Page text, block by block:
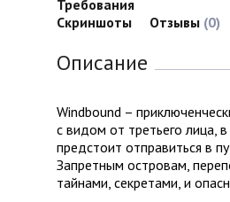
Требования
Скриншоты
Отзывы (0)
Описание
Windbound –
с видом от третьего лица,
предстоит отправиться в
Запретным островам,
тайнами, секретами, и